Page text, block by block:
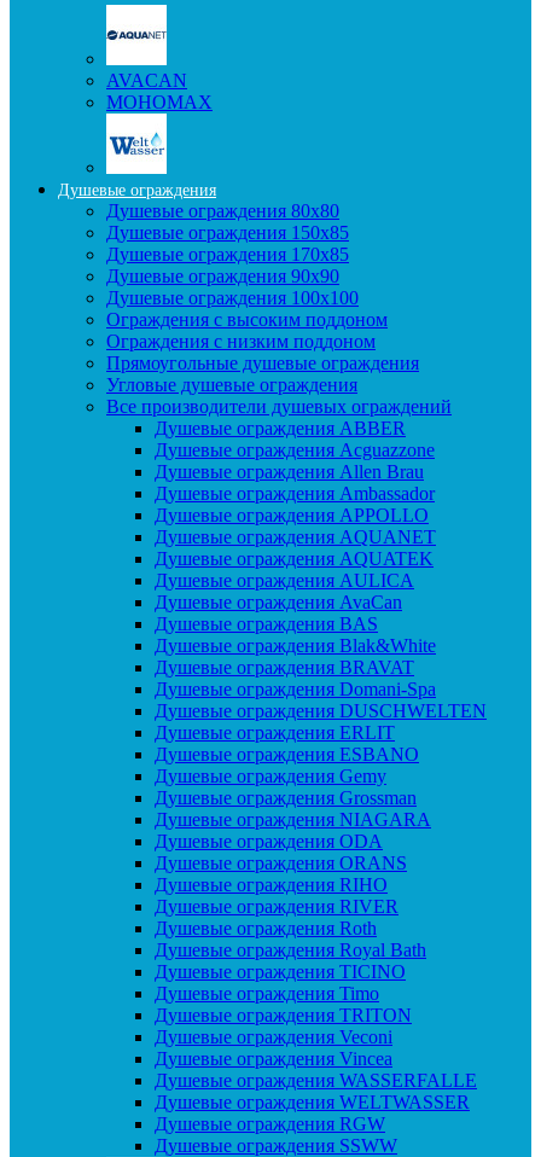
AVACAN
МОНОМАХ
Душевые ограждения
Душевые ограждения 80x80
Душевые ограждения 150x85
Душевые ограждения 170x85
Душевые ограждения 90x90
Душевые ограждения 100x100
Ограждения с высоким поддоном
Ограждения с низким поддоном
Прямоугольные душевые ограждения
Угловые душевые ограждения
Все производители душевых ограждений
Душевые ограждения ABBER
Душевые ограждения Acguazzone
Душевые ограждения Allen Brau
Душевые ограждения Ambassador
Душевые ограждения APPOLLO
Душевые ограждения AQUANET
Душевые ограждения AQUATEK
Душевые ограждения AULICA
Душевые ограждения AvaCan
Душевые ограждения BAS
Душевые ограждения Blak&White
Душевые ограждения BRAVAT
Душевые ограждения Domani-Spa
Душевые ограждения DUSCHWELTEN
Душевые ограждения ERLIT
Душевые ограждения ESBANO
Душевые ограждения Gemy
Душевые ограждения Grossman
Душевые ограждения NIAGARA
Душевые ограждения ODA
Душевые ограждения ORANS
Душевые ограждения RIHO
Душевые ограждения RIVER
Душевые ограждения Roth
Душевые ограждения Royal Bath
Душевые ограждения TICINO
Душевые ограждения Timo
Душевые ограждения TRITON
Душевые ограждения Veconi
Душевые ограждения Vincea
Душевые ограждения WASSERFALLE
Душевые ограждения WELTWASSER
Душевые ограждения RGW
Душевые ограждения SSWW